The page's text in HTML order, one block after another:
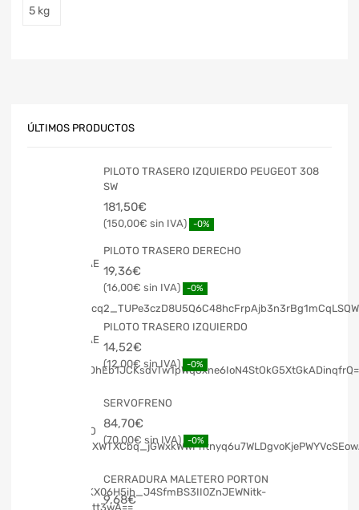
5 kg
ÚLTIMOS PRODUCTOS
PILOTO TRASERO IZQUIERDO PEUGEOT 308
SW
181,50€
150,00€ -0%
PILOTO TRASERO DERECHO
19,36€
16,00€ -0%
PILOTO TRASERO IZQUIERDO
14,52€
12,00€ -0%
SERVOFRENO
84,70€
70,00€ -0%
CERRADURA MALETERO PORTON
9,68€